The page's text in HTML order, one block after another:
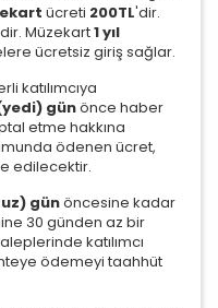
ücreti 200TL'dir.
dir. Müzekart1 yıl
ücretsiz giriş sağlar.
katılımcıya
günönce haber
etme hakkına
ödenen ücret,
edilecektir.
günöncesine kadar
30 günden az bir
katılımcı
ödemeyi taahhüt